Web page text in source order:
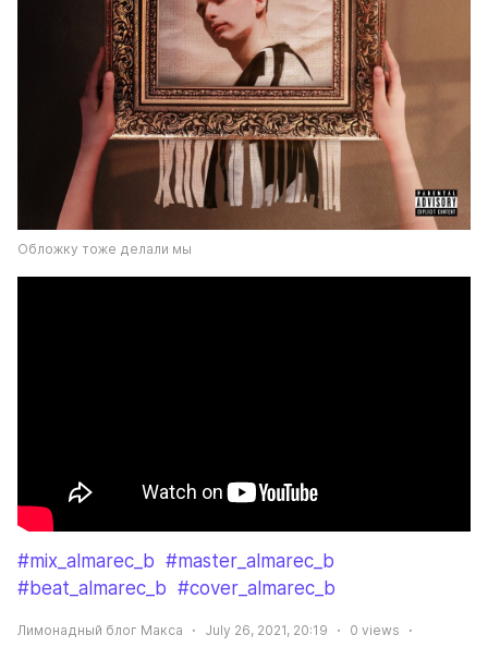
Обложку тоже делали мы
#mix_almarec_b #master_almarec_b
#beat_almarec_b #cover_almarec_b
Лимонадный блог Макса July 26, 2021, 20:19 0 views